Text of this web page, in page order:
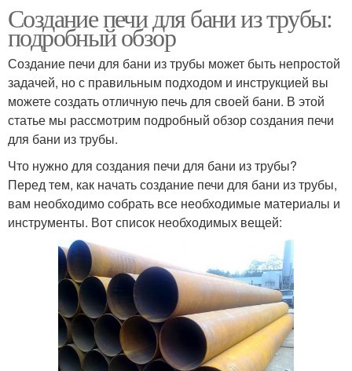
Создание печи для бани из трубы:
подробный обзор
Создание печи для бани из трубы может быть непростой
задачей, но с правильным подходом и инструкцией вы
можете создать отличную печь для своей бани. В этой
статье мы рассмотрим подробный обзор создания печи
для бани из трубы.
Что нужно для создания печи для бани из трубы?
Перед тем, как начать создание печи для бани из трубы,
вам необходимо собрать все необходимые материалы и
инструменты. Вот список необходимых вещей: